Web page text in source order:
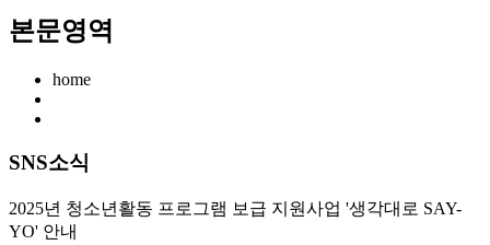
본문영역
home
SNS소식
2025년 청소년활동 프로그램 보급 지원사업 '생각대로 SAY-
YO' 안내